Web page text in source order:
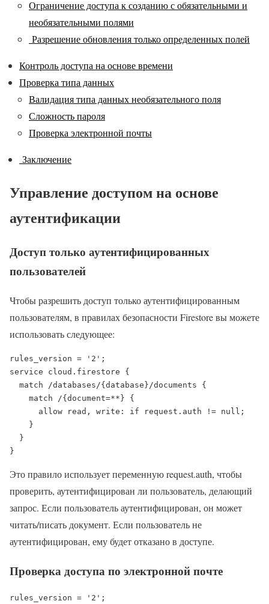
Ограничение доступа к созданию с обязательными и
необязательными полями
Разрешение обновления только определенных полей
Контроль доступа на основе времени
Проверка типа данных
Валидация типа данных необязательного поля
Сложность пароля
Проверка электронной почты
Заключение
Управление доступом на основе
аутентификации
Доступ только аутентифицированных
пользователей
Чтобы разрешить доступ только аутентифицированным
пользователям, в правилах безопасности Firestore вы можете
использовать следующее:
rules_version = '2';
service cloud.firestore {
}
Это правило использует переменную request.auth, чтобы
проверить, аутентифицирован ли пользователь, делающий
запрос. Если пользователь аутентифицирован, он может
читать/писать документ. Если пользователь не
аутентифицирован, ему будет отказано в доступе.
Проверка доступа по электронной почте
rules_version = '2';